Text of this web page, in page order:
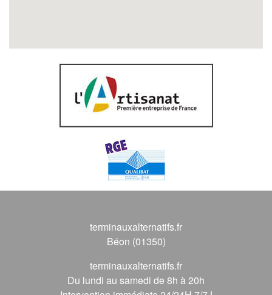
terminauxalternatifs.fr
Béon (01350)
terminauxalternatifs.fr
Du lundi au samedi de 8h à 20h